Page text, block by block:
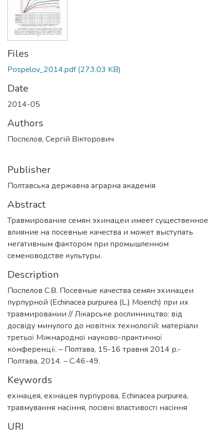
Files
Pospelov_2014.pdf(273.03 KB)
Date
2014-05
Authors
Поспєлов, Сергій Вікторович
Publisher
Полтавська державна аграрна академія
Abstract
Травмирование семян эхинацеи имеет существенное
влияние на посевные качества и может выступать
негативным фактором при промышленном
семеноводстве культуры.
Description
Поспелов С.В. Посевные качества семян эхинацеи
пурпурной (Echinacea purpurea (L.) Moench) при их
травмировании // Лікарське рослинництво: від
досвіду минулого до новітніх технологій: матеріали
третьої Міжнародної науково-практичної
конференції. – Полтава, 15-16 травня 2014 р.-
Полтава, 2014. – С.46-49.
Keywords
ехінацея, ехінацея пурпурова, Echinacea purpurea,
травмування насіння, посівні властивості насіння
URI